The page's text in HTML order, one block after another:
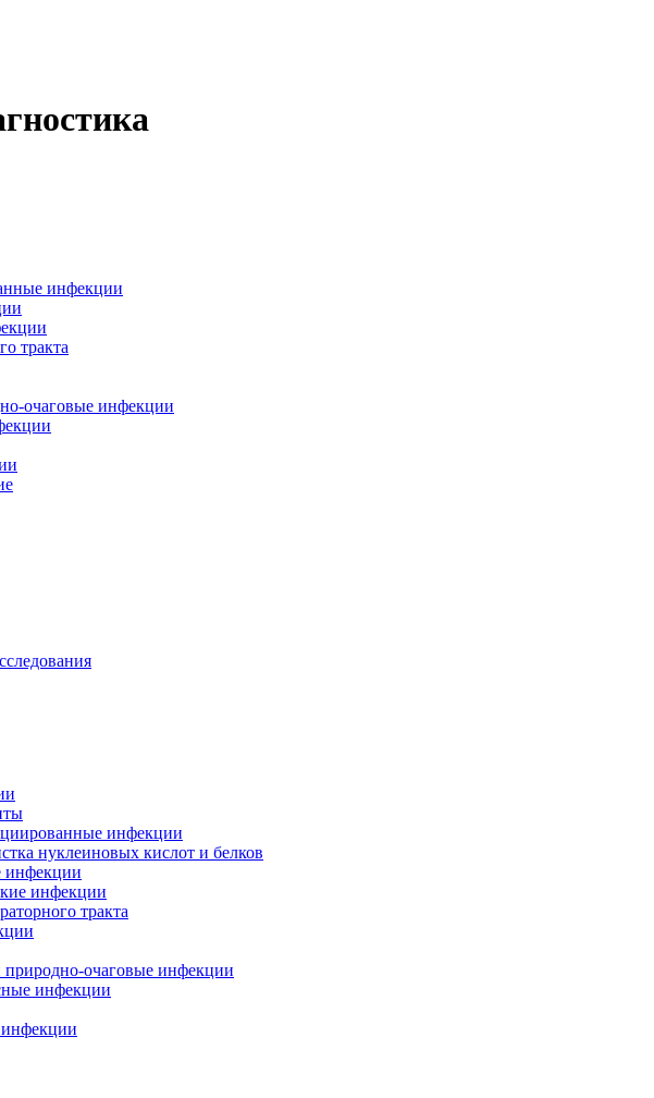
инфекции
тракта
очаговые инфекции
инфекции
нуклеиновых кислот и белков
инфекции
инфекции
тракта
очаговые инфекции
инфекции